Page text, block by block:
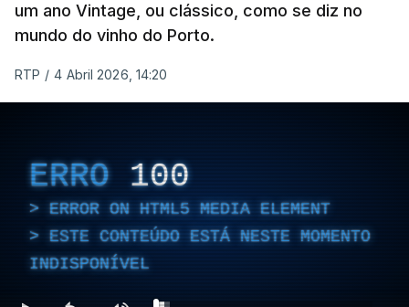
um ano Vintage, ou clássico, como se diz no
mundo do vinho do Porto.
RTP / 4 Abril 2026, 14:20
ERRO 100
ERROR ON HTML5 MEDIA ELEMENT
ESTE CONTEÚDO ESTÁ NESTE MOMENTO
INDISPONÍVEL